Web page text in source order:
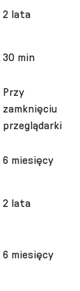
2 lata
30 min
Przy
zamknięciu
przeglądarki
6 miesięcy
2 lata
6 miesięcy